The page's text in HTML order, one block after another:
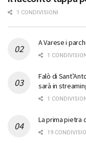
1 CONDIVISIONI
A Varese i
1 CONDIVISIONI
Falò di
sarà in
1 CONDIVISIONI
La prima pietra
19